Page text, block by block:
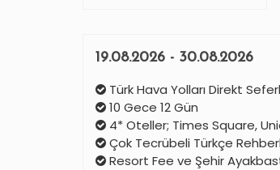
19.08.2026 - 30.08.2026
Türk Hava Yolları Direkt
10 Gece 12 Gün
4* Oteller; Times Square,
Çok Tecrübeli Türkçe
Resort Fee ve Şehir